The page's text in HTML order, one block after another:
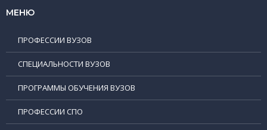
МЕНЮ
ПРОФЕССИИ ВУЗОВ
СПЕЦИАЛЬНОСТИ ВУЗОВ
ПРОГРАММЫ ОБУЧЕНИЯ ВУЗОВ
ПРОФЕССИИ СПО